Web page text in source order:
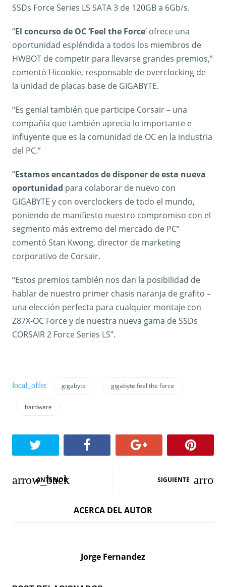
SSDs Force Series LS SATA 3 de 120GB a 6Gb/s.
“El concurso de OC ‘Feel the Force’ ofrece una
oportunidad espléndida a todos los miembros de
HWBOT de competir para llevarse grandes premios,”
comentó Hicookie, responsable de overclocking de
la unidad de placas base de GIGABYTE.
“Es genial también que participe Corsair – una
compañía que también aprecia lo importante e
influyente que es la comunidad de OC en la industria
del PC.”
“Estamos encantados de disponer de esta nueva
oportunidad para colaborar de nuevo con
GIGABYTE y con overclockers de todo el mundo,
poniendo de manifiesto nuestro compromiso con el
segmento más extremo del mercado de PC”
comentó Stan Kwong, director de marketing
corporativo de Corsair.
“Estos premios también nos dan la posibilidad de
hablar de nuestro primer chasis naranja de grafito –
una elección perfecta para cualquier montaje con
Z87X-OC Force y de nuestra nueva gama de SSDs
CORSAIR 2 Force Series LS”.
gigabyte gigabyte feel the force
hardware
N
ANTERIOR SIGUIENTE
ACERCA DEL AUTOR
Jorge Fernandez